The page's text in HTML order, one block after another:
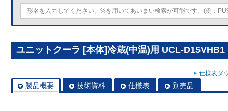
ユニットクーラ [本体]冷蔵(中温)用 UCL-D15VHB1
仕様表ダ
製品概要 技術資料 仕様表 別売品